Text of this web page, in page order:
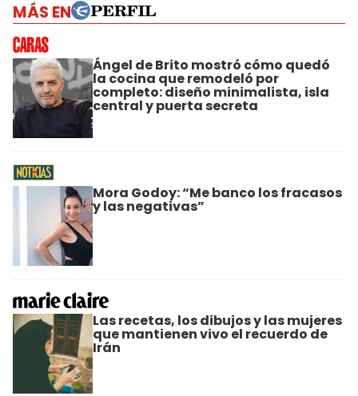
MÁS EN
Ángel de Brito mostró cómo quedó
la cocina que remodeló por
completo: diseño minimalista, isla
central y puerta secreta
Mora Godoy: “Me banco los fracasos
y las negativas”
Las recetas, los dibujos y las mujeres
que mantienen vivo el recuerdo de
Irán